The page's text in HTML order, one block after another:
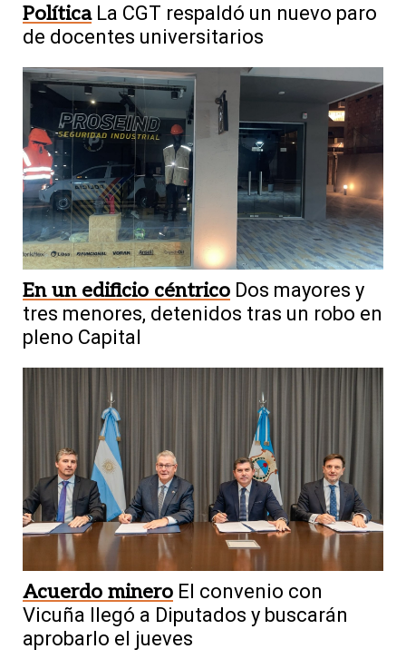
Política La CGT respaldó un nuevo paro
de docentes universitarios
En un edificio céntrico Dos mayores y
tres menores, detenidos tras un robo en
pleno Capital
Acuerdo minero El convenio con
Vicuña llegó a Diputados y buscarán
aprobarlo el jueves